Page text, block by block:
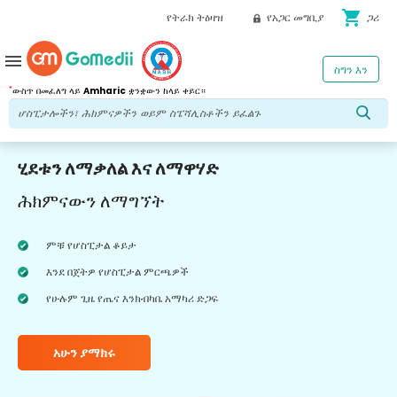
የትራክ ትዕዛዝ የአጋር መግቢያ shopping_cart ጋሪ
*ውስጥ በመፈለግ ላይ Amharic ቋንቋውን ከላይ ቀይር።
ስግን እን
menu
ሂደቱን ለማቃለል እና ለማዋሃድ
ሕክምናውን ለማግኘት
ምቹ የሆስፒታል ቆይታ
እንደ በጀትዎ የሆስፒታል ምርጫዎች
የሁሉም ጊዜ የጤና እንክብካቤ አማካሪ ድጋፍ
አሁን ያማክሩ